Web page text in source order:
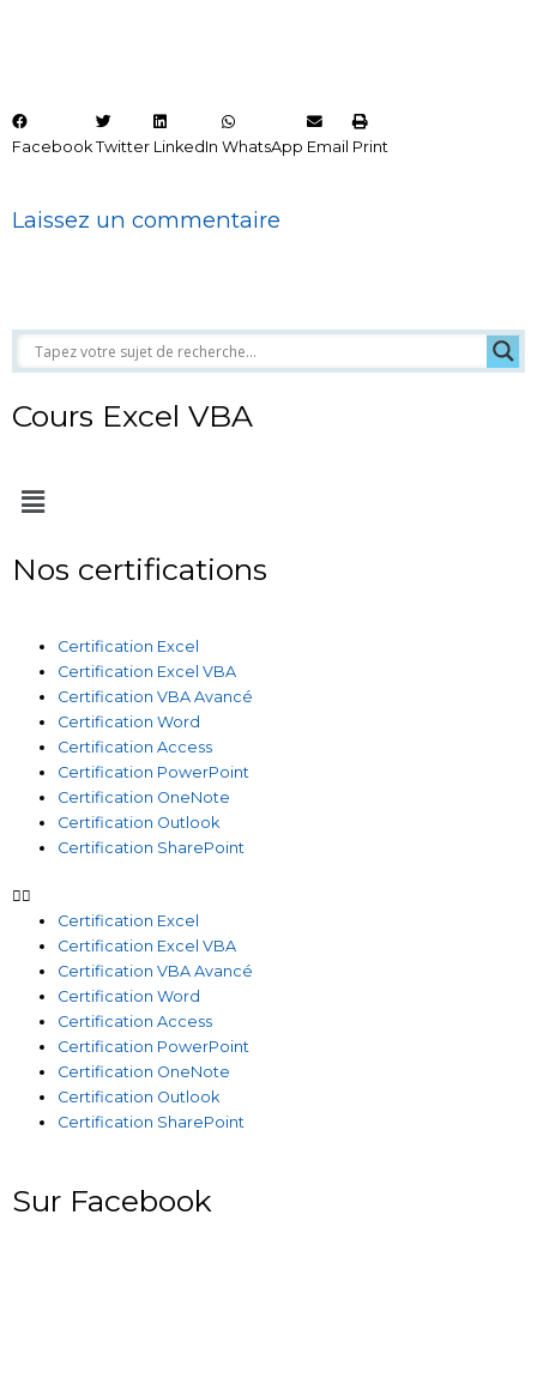
Facebook Twitter LinkedIn WhatsApp Email Print
Laissez un commentaire
Cours Excel VBA
Menu
Nos certifications
Certification Excel
Certification Excel VBA
Certification VBA Avancé
Certification Word
Certification Access
Certification PowerPoint
Certification OneNote
Certification Outlook
Certification SharePoint
Certification Excel
Certification Excel VBA
Certification VBA Avancé
Certification Word
Certification Access
Certification PowerPoint
Certification OneNote
Certification Outlook
Certification SharePoint
Sur Facebook